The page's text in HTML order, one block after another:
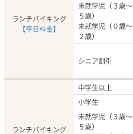
ランチバイキング
【平日料金】
未就学児（３歳～
５歳）
未就学児（０歳～
２歳）
シニア割引
ランチバイキング
中学生以上
小学生
未就学児（３歳～
５歳）